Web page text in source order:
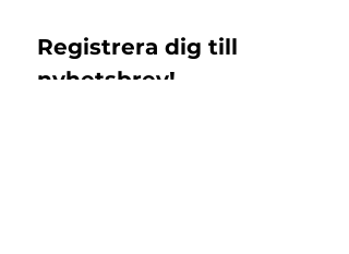
Registrera dig till
nyhetsbrev!